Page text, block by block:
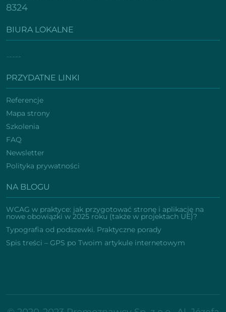
8324
BIURA LOKALNE
-----
PRZYDATNE LINKI
Referencje
Mapa strony
Szkolenia
FAQ
Newsletter
Polityka prywatności
NA BLOGU
WCAG w praktyce: jak przygotować stronę i aplikację na
nowe obowiązki w 2025 roku (także w projektach UE)?
Typografia od podszewki. Praktyczne porady
Spis treści – GPS po Twoim artykule internetowym